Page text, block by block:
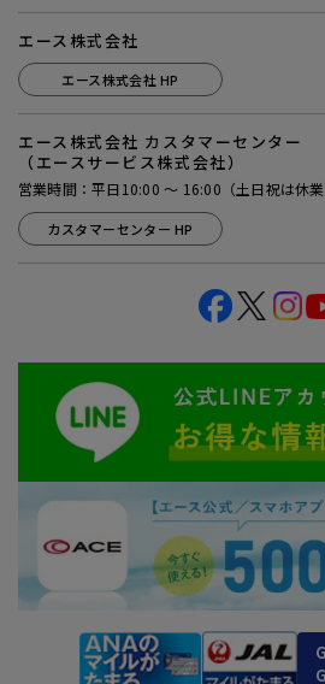
エース株式会社
エース株式会社 HP
エース株式会社 カスタマーセンター
（エースサービス株式会社）
営業時間：平日10:00 ～ 16:00（土日祝は休業
カスタマーセンター HP